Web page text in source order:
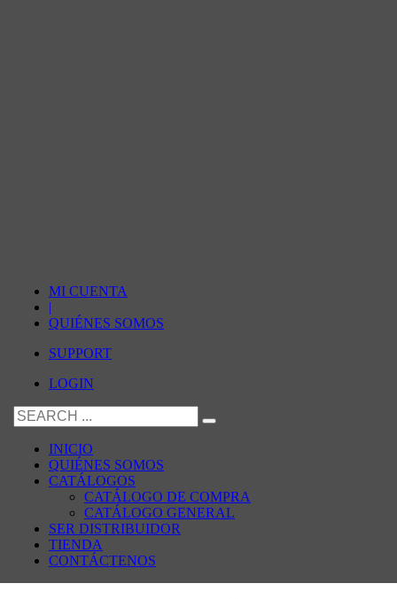
MI CUENTA
|
QUIÉNES SOMOS
SUPPORT
LOGIN
INICIO
QUIÉNES SOMOS
CATÁLOGOS
CATÁLOGO DE COMPRA
CATÁLOGO GENERAL
SER DISTRIBUIDOR
TIENDA
CONTÁCTENOS